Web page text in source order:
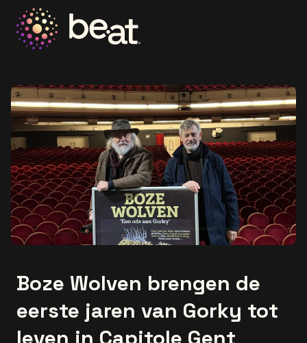
Boze Wolven brengen de
eerste jaren van Gorky tot